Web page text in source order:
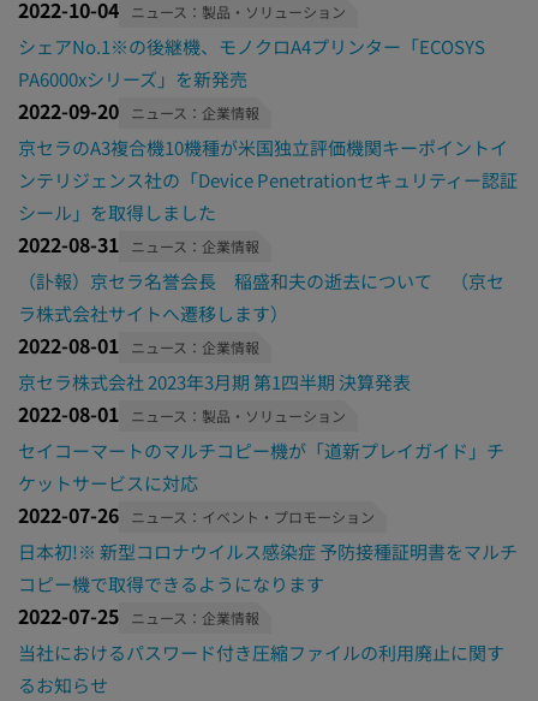
2022-10-04 ニュース：製品・ソリューション
シェアNo.1※の後継機、モノクロA4プリンター「ECOSYS
PA6000xシリーズ」を新発売
2022-09-20 ニュース：企業情報
京セラのA3複合機10機種が米国独立評価機関キーポイントイ
ンテリジェンス社の「Device Penetrationセキュリティー認証
シール」を取得しました
2022-08-31 ニュース：企業情報
（訃報）京セラ名誉会長 稲盛和夫の逝去について （京セ
ラ株式会社サイトへ遷移します）
2022-08-01 ニュース：企業情報
京セラ株式会社 2023年3月期 第1四半期 決算発表
2022-08-01 ニュース：製品・ソリューション
セイコーマートのマルチコピー機が「道新プレイガイド」チ
ケットサービスに対応
2022-07-26 ニュース：イベント・プロモーション
日本初!※ 新型コロナウイルス感染症 予防接種証明書をマルチ
コピー機で取得できるようになります
2022-07-25 ニュース：企業情報
当社におけるパスワード付き圧縮ファイルの利用廃止に関す
るお知らせ